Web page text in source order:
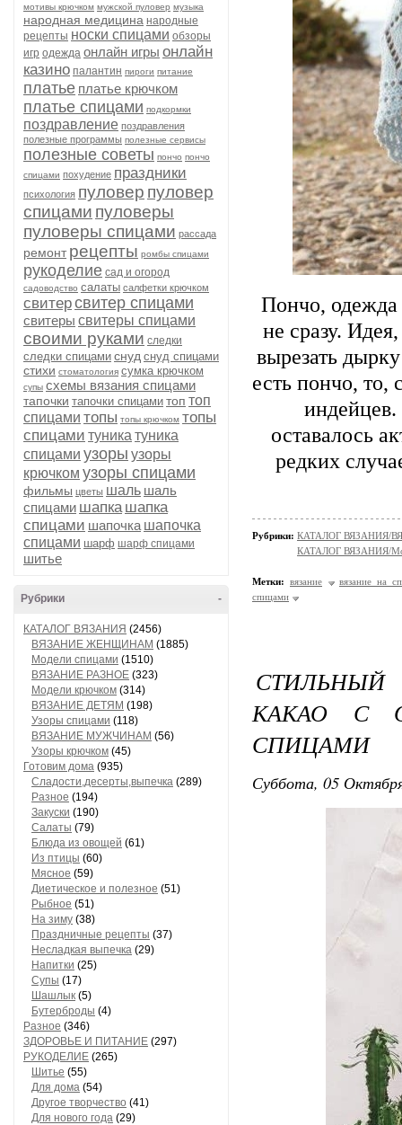
мотивы крючком мужской пуловер музыка
народная медицина народные
рецепты носки спицами обзоры
игр одежда онлайн игры онлайн
казино палантин пироги питание
платье платье крючком
платье спицами подкормки
поздравление поздравления
полезные программы полезные сервисы
полезные советы пончо пончо
спицами похудение праздники
психология пуловер пуловер
спицами пуловеры
пуловеры спицами рассада
ремонт рецепты ромбы спицами
рукоделие сад и огород
садоводство салаты салфетки крючком
свитерсвитер спицами
свитеры свитеры спицами
своими руками следки
следки спицами снуд снуд спицами
стихи стоматология сумка крючком
супы схемы вязания спицами
тапочки тапочки спицами топ топ
спицами топы топы крючком топы
спицами туника туника
спицами узоры узоры
крючком узоры спицами
фильмы цветы шаль шаль
спицами шапка шапка
спицами шапочка шапочка
спицами шарф шарф спицами
шитье
-
Рубрики
КАТАЛОГ ВЯЗАНИЯ (2456)
ВЯЗАНИЕ ЖЕНЩИНАМ (1885)
Модели спицами (1510)
ВЯЗАНИЕ РАЗНОЕ (323)
Модели крючком (314)
ВЯЗАНИЕ ДЕТЯМ (198)
Узоры спицами (118)
ВЯЗАНИЕ МУЖЧИНАМ (56)
Узоры крючком (45)
Готовим дома (935)
Сладости,десерты,выпечка (289)
Разное (194)
Закуски (190)
Салаты (79)
Блюда из овощей (61)
Из птицы (60)
Мясное (59)
Диетическое и полезное (51)
Рыбное (51)
На зиму (38)
Праздничные рецепты (37)
Несладкая выпечка (29)
Напитки (25)
Супы (17)
Шашлык (5)
Бутерброды (4)
Разное (346)
ЗДОРОВЬЕ И ПИТАНИЕ (297)
РУКОДЕЛИЕ (265)
Шитье (55)
Для дома (54)
Другое творчество (41)
Для нового года (29)
Пончо, одежда
не сразу.
вырезать
есть пончо, то,
оставалось
редких
Рубрики: КАТАЛОГ ВЯЗАНИЯ/
КАТАЛОГ ВЯЗАНИЯ/
Метки: вязание
вязание на
спицами
КАКАО С
СПИЦАМИ
Суббота, 05